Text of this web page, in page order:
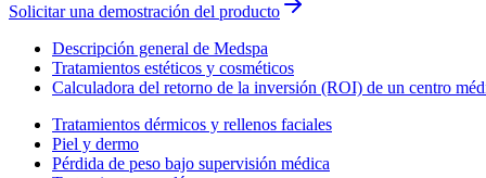
Solicitar una demostración del producto
Descripción general de Medspa
Tratamientos estéticos y cosméticos
Calculadora del retorno de la inversión (ROI) de un centro
Tratamientos dérmicos y rellenos faciales
Piel y dermo
Pérdida de peso bajo supervisión médica